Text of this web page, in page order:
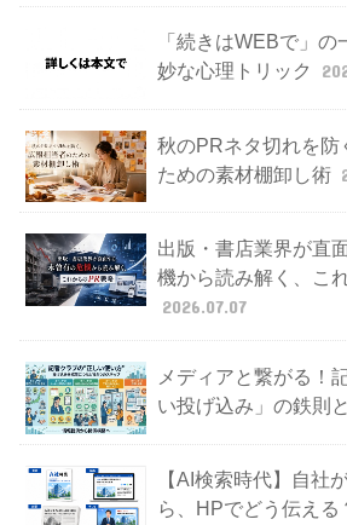
「続きはWEBで」
妙な心理トリック
秋のPRネタ切れを防
ための素材棚卸し術
出版・書店業界が直
機から読み解く、こ
2026.07.07
メディアと繋がる！
い投げ込み」の鉄則
【AI検索時代】自社
ら、HPでどう伝え